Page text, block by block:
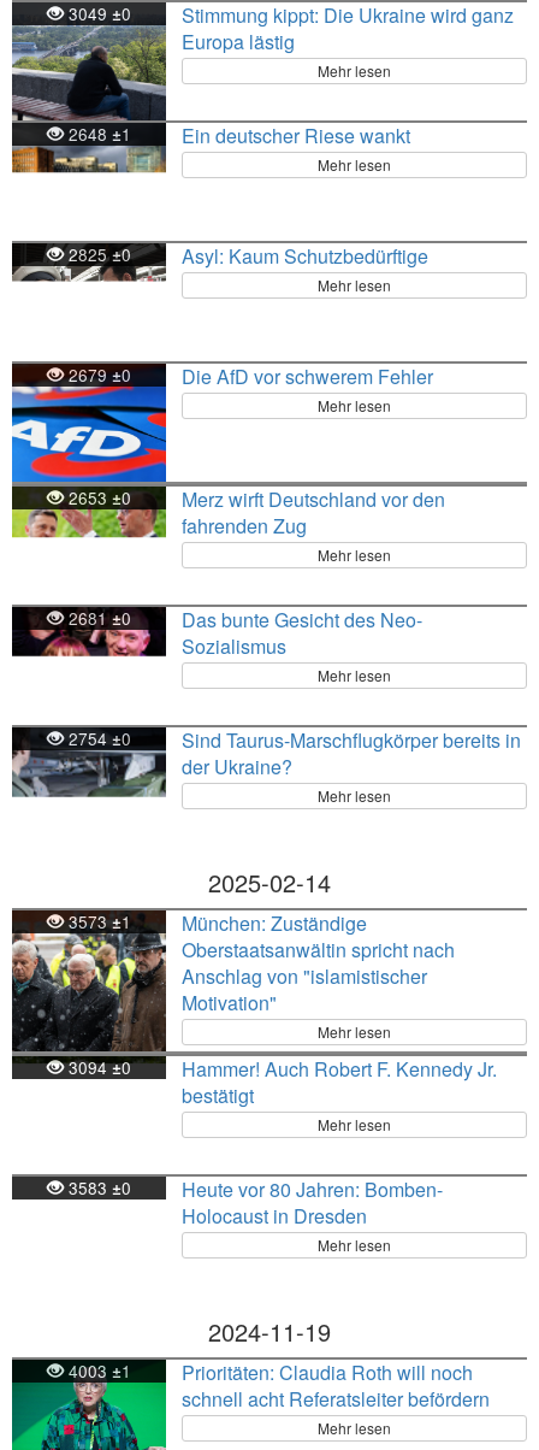
3049±0
Stimmung kippt: Die Ukraine wird ganz
Europa lästig
Mehr lesen
2648±1 Ein deutscher Riese wankt
Mehr lesen
2825±0 Asyl: Kaum Schutzbedürftige
Mehr lesen
2679±0 Die AfD vor schwerem Fehler
Mehr lesen
2653±0
Merz wirft Deutschland vor den
fahrenden Zug
Mehr lesen
2681±0
Das bunte Gesicht des Neo-
Sozialismus
Mehr lesen
2754±0
Sind Taurus-Marschflugkörper bereits in
der Ukraine?
Mehr lesen
2025-02-14
3573±1
München: Zuständige
Oberstaatsanwältin spricht nach
Anschlag von "islamistischer
Motivation"
Mehr lesen
3094±0
Hammer! Auch Robert F. Kennedy Jr.
bestätigt
Mehr lesen
3583±0
Heute vor 80 Jahren: Bomben-
Holocaust in Dresden
Mehr lesen
2024-11-19
4003±1
Prioritäten: Claudia Roth will noch
schnell acht Referatsleiter befördern
Mehr lesen